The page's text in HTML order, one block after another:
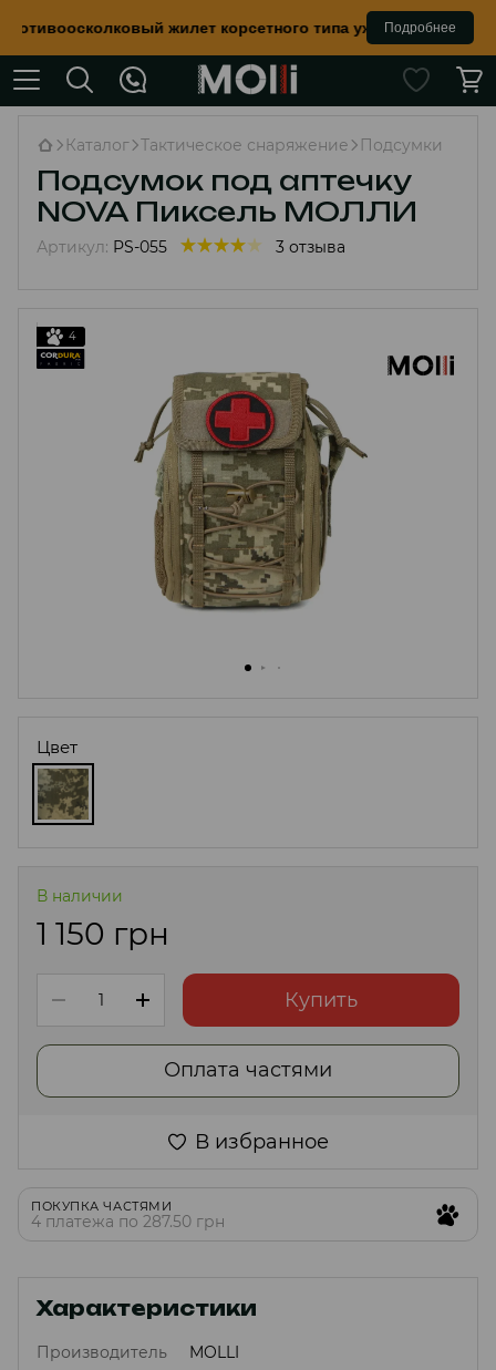
жилет корсетного типа уже в наличии во всех
Подробнее
Каталог Тактическое снаряжение Подсумки
Подсумок под аптечку
NOVA Пиксель МОЛЛИ
Артикул: PS-055 3 отзыва
4
Цвет
В наличии
1 150 грн
Купить
Оплата частями
В избранное
ПОКУПКА ЧАСТЯМИ
4 платежа по 287.50 грн
Характеристики
Производитель
MOLLI